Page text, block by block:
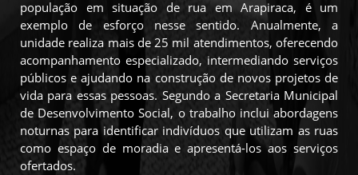
população em situação de rua em Arapiraca, é um
exemplo de esforço nesse sentido. Anualmente, a
unidade realiza mais de 25 mil atendimentos, oferecendo
acompanhamento especializado, intermediando serviços
públicos e ajudando na construção de novos projetos de
vida para essas pessoas. Segundo a Secretaria Municipal
de Desenvolvimento Social, o trabalho inclui abordagens
noturnas para identificar indivíduos que utilizam as ruas
como espaço de moradia e apresentá-los aos serviços
ofertados.